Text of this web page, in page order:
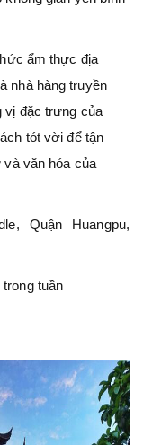
ẩm thực địa
nhà hàng truyền
vị đặc trưng của
tót vời để tận
văn hóa của
Quận Huangpu,
tuần